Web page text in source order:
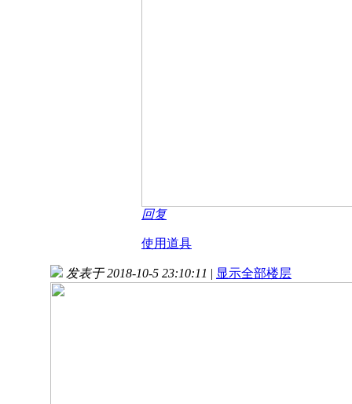
回复
使用道具
发表于 2018-10-5 23:10:11 | 显示全部楼层